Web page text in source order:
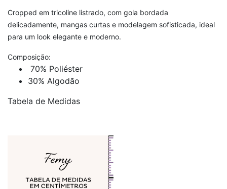
Cropped em tricoline listrado, com gola bordada
delicadamente, mangas curtas e modelagem sofisticada, ideal
para um look elegante e moderno.
Composição:
70% Poliéster
30% Algodão
Tabela de Medidas